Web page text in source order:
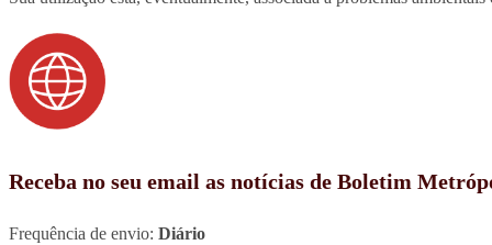
Receba no seu email as notícias de Boletim
Frequência de envio: Diário